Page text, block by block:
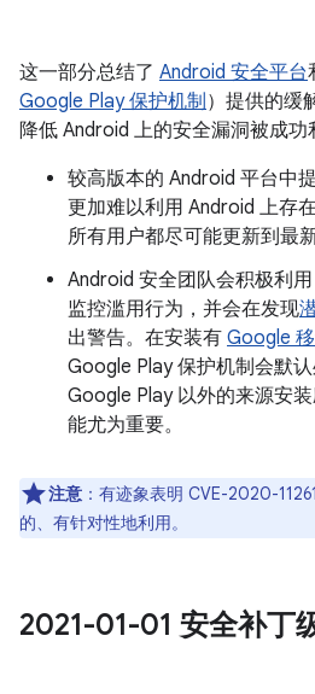
这一部分总结了 Android 安全平台
Google Play 保护机制 ）提供的缓
降低 Android 上的安全漏洞被成功
较高版本的 Android 平台中
更加难以利用 Android 上存
所有用户都尽可能更新到最
Android 安全团队会积极利用
监控滥用行为，并会在发现
出警告。在安装有 Google
Google Play 保护机制会默
Google Play 以外的来源安
能尤为重要。
注意 ：有迹象表明 CVE-2020-
的、有针对性地利用。
2021-01-01 安全补丁